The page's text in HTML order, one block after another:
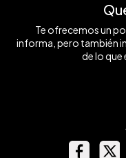
Te ofrecemos un
informa, pero también
de lo que